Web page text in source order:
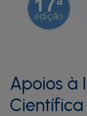
Apoios à